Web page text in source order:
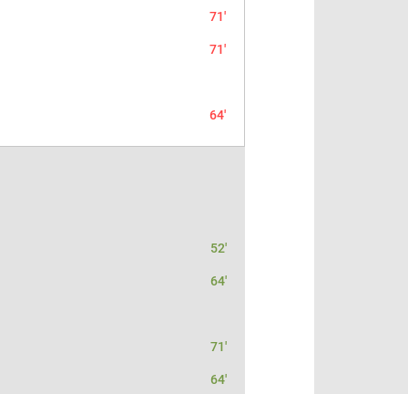
71'
71'
64'
52'
64'
71'
64'